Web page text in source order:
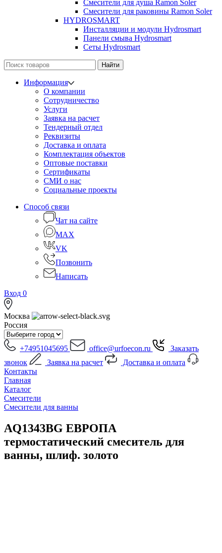
Смесители для душа Ramon Soler
Смесители для раковины Ramon Soler
HYDROSMART
Инсталляции и модули Hydrosmart
Панели смыва Hydrosmart
Сеты Hydrosmart
Найти
Информация
О компании
Сотрудничество
Услуги
Заявка на расчет
Тендерный отдел
Реквизиты
Доставка и оплата
Комплектация объектов
Оптовые поставки
Сертификаты
СМИ о нас
Социальные проекты
Способ связи
Чат на сайте
MAX
VK
Позвонить
Написать
Вход 0
Москва
Россия
+74951045695 office@urfoecon.ru
Заказать
звонок
Заявка на расчет
Доставка и оплата
Контакты
Главная
Каталог
Смесители
Смесители для ванны
AQ1343BG ЕВРОПА
термостатический смеситель для
ванны, шлиф. золото